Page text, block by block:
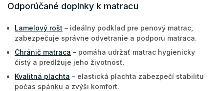
Odporúčané doplnky k matracu
Lamelový rošt – ideálny podklad pre penový matrac,
zabezpečuje správne odvetranie a podporu matraca.
Chránič matraca – pomáha udržať matrac hygienicky
čistý a predlžuje jeho životnosť.
Kvalitná plachta – elastická plachta zabezpečí stabilitu
počas spánku a zvýši komfort.